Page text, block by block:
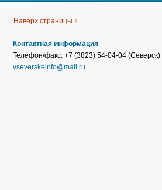
Наверх страницы ↑
Контактная информация
Телефон/факс: +7 (3823) 54-04-04 (Северск)
vseverskeinfo@mail.ru